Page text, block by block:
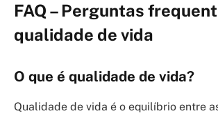
FAQ – Perguntas
qualidade de vida
O que é qualidade de vida?
Qualidade de vida é o equilíbrio entre